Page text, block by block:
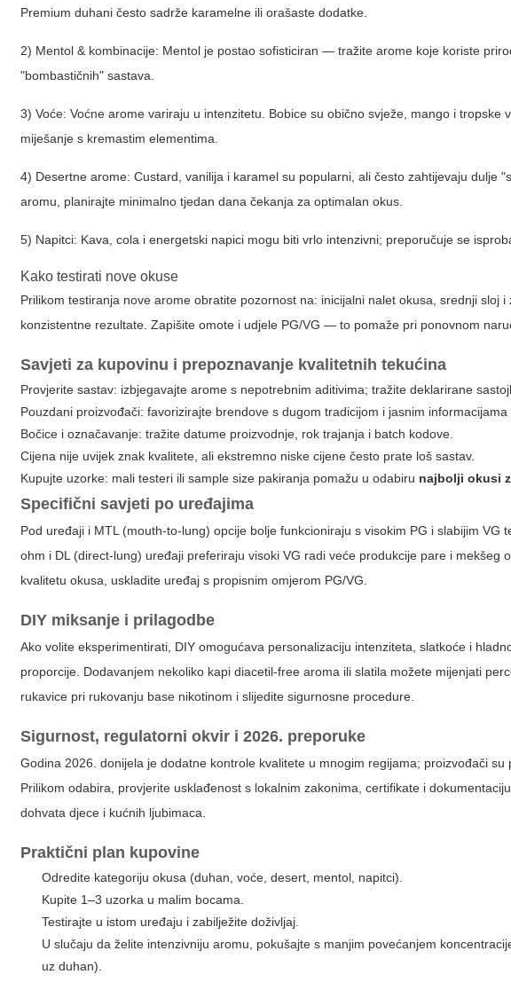
Premium duhani često sadrže karamelne ili orašaste dodatke.
2) Mentol & kombinacije: Mentol je postao sofisticiran — tražite arome koje koriste
"bombastičnih" sastava.
3) Voće: Voćne arome variraju u intenzitetu. Bobice su obično svježe, mango i
miješanje s kremastim elementima.
4) Desertne arome: Custard, vanilija i karamel su popularni, ali često zahtijevaju dulje
aromu, planirajte minimalno tjedan dana čekanja za optimalan okus.
5) Napitci: Kava, cola i energetski napici mogu biti vrlo intenzivni; preporučuje se
Kako testirati nove okuse
Prilikom testiranja nove arome obratite pozornost na: inicijalni nalet okusa, srednji sloj
konzistentne rezultate. Zapišite omote i udjele PG/VG — to pomaže pri ponovnom
Savjeti za kupovinu i prepoznavanje kvalitetnih tekućina
Provjerite sastav: izbjegavajte arome s nepotrebnim aditivima; tražite deklarirane
Pouzdani proizvođači: favorizirajte brendove s dugom tradicijom i jasnim informacijama
Bočice i označavanje: tražite datume proizvodnje, rok trajanja i batch kodove.
Cijena nije uvijek znak kvalitete, ali ekstremno niske cijene često prate loš sastav.
Kupujte uzorke: mali testeri ili sample size pakiranja pomažu u odabiru najbolji okusi
Specifični savjeti po uređajima
Pod uređaji i MTL (mouth-to-lung) opcije bolje funkcioniraju s visokim PG i slabijim
ohm i DL (direct-lung) uređaji preferiraju visoki VG radi veće produkcije pare i mekšeg
kvalitetu okusa, uskladite uređaj s propisnim omjerom PG/VG.
DIY miksanje i prilagodbe
Ako volite eksperimentirati, DIY omogućava personalizaciju intenziteta, slatkoće i
proporcije. Dodavanjem nekoliko kapi diacetil-free aroma ili slatila možete mijenjati
rukavice pri rukovanju base nikotinom i slijedite sigurnosne procedure.
Sigurnost, regulatorni okvir i 2026. preporuke
Godina 2026. donijela je dodatne kontrole kvalitete u mnogim regijama; proizvođači
Prilikom odabira, provjerite usklađenost s lokalnim zakonima, certifikate i
dohvata djece i kućnih ljubimaca.
Praktični plan kupovine
Odredite kategoriju okusa (duhan, voće, desert, mentol, napitci).
Kupite 1–3 uzorka u malim bocama.
Testirajte u istom uređaju i zabilježite doživljaj.
U slučaju da želite intenzivniju aromu, pokušajte s manjim povećanjem
uz duhan).